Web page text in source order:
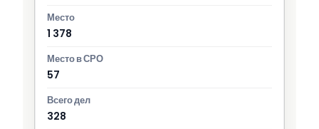
1 378
57
328